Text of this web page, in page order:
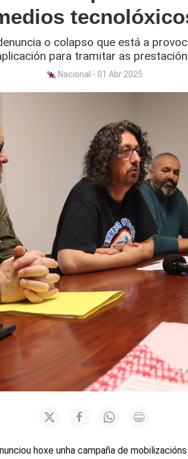
o colapso que está a
para tramitar as
Nacional - 01 Abr 2025
hoxe unha campaña de